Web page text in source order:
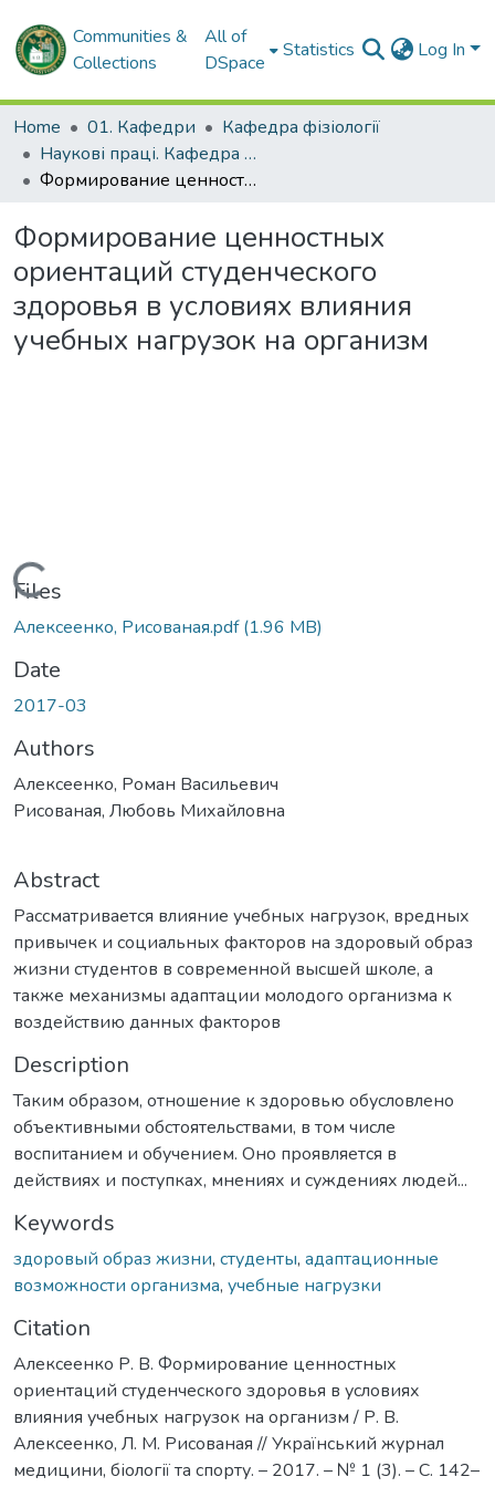
Communities &
Collections
All of
DSpace
Statistics Log In
Home 01. Кафедри
Кафедра фізіології
Наукові праці. Кафедра фізіології
Формирование ценностных ориентаций студенческого здоровья в условиях влияния учебных нагрузок на организм
Формирование ценностных
ориентаций студенческого
здоровья в условиях влияния
учебных нагрузок на организм
Loading...
Files
Алексеенко, Рисованая.pdf(1.96 MB)
Date
2017-03
Authors
Алексеенко, Роман Васильевич
Рисованая, Любовь Михайловна
Abstract
Рассматривается влияние учебных нагрузок, вредных
привычек и социальных факторов на здоровый образ
жизни студентов в современной высшей школе, а
также механизмы адаптации молодого организма к
воздействию данных факторов
Description
Таким образом, отношение к здоровью обусловлено
объективными обстоятельствами, в том числе
воспитанием и обучением. Оно проявляется в
действиях и поступках, мнениях и суждениях людей...
Keywords
здоровый образ жизни, студенты, адаптационные
возможности организма, учебные нагрузки
Citation
Алексеенко Р. В. Формирование ценностных
ориентаций студенческого здоровья в условиях
влияния учебных нагрузок на организм / Р. В.
Алексеенко, Л. М. Рисованая // Український журнал
медицини, біології та спорту. – 2017. – № 1 (3). – С. 142–